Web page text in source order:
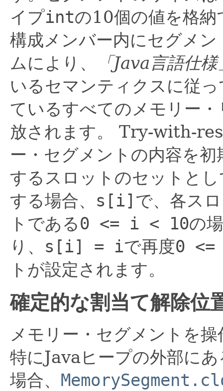
イプintの10個の値を格納
構成メンバー内にセグメ
ムにより、
「Java言語仕様
いるセマンティクスに従
ているすべてのメモリー
放されます。
Try-with-
ー・セグメントの内容を
するスロットのセットと
する場合、 s[i] で、各ス
トである0 <= i < 10の
り、 s[i] = iで再度0
トが設定されます。
確定的な割当て解除位
メモリー・セグメントを
特にJavaヒープの外部に
場合、